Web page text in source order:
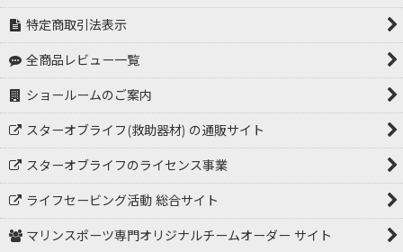
特定商取引法表示
全商品レビュー一覧
ショールームのご案内
スターオブライフ(救助器材) の通販サイト
スターオブライフのライセンス事業
ライフセービング活動 総合サイト
マリンスポーツ専門オリジナルチームオーダー サイト